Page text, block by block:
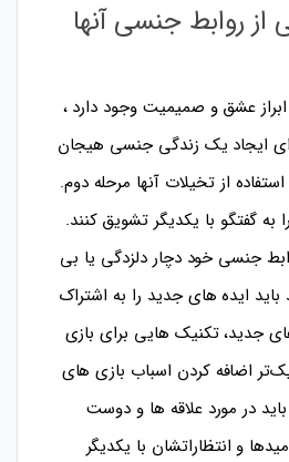
روابط جنسی آنها
عشق و صمیمیت وجود دارد ،
ایجاد یک زندگی جنسی هیجان
از تخیلات آنها مرحله دوم.
به گفتگو با یکدیگر تشویق کنند.
جنسی خود دچار دلزدگی یا بی
ایده های جدید را به اشتراک
جدید، تکنیک هایی برای بازی
اضافه کردن اسباب بازی های
در مورد علاقه ها و دوست
و انتظاراتشان با یکدیگر